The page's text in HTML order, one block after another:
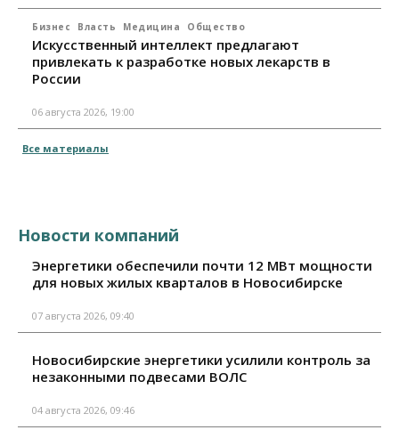
Бизнес Власть Медицина Общество
Искусственный интеллект предлагают
привлекать к разработке новых лекарств в
России
06 августа 2026, 19:00
Все материалы
Новости компаний
Энергетики обеспечили почти 12 МВт мощности
для новых жилых кварталов в Новосибирске
07 августа 2026, 09:40
Новосибирские энергетики усилили контроль за
незаконными подвесами ВОЛС
04 августа 2026, 09:46